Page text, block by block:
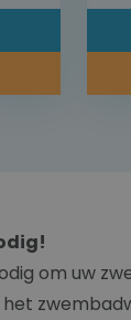
om uw